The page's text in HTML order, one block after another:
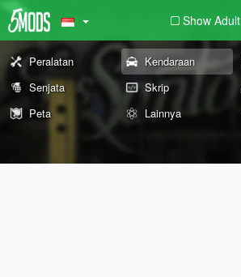
Show Adult
Peralatan Kendaraan
Senjata
Skrip
Peta
Lainnya